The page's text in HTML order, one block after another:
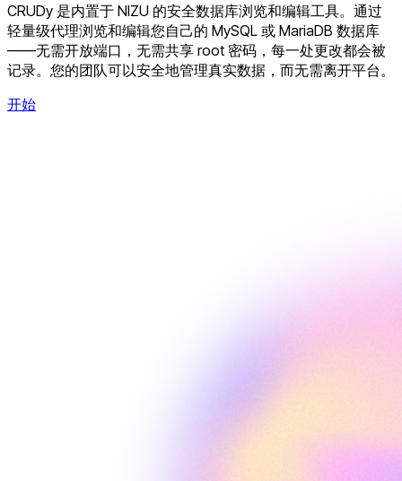
CRUDy 是内置于 NIZU 的安全数据库浏览和编辑工具。通过
轻量级代理浏览和编辑您自己的 MySQL 或 MariaDB 数据库
——无需开放端口，无需共享 root 密码，每一处更改都会被
记录。您的团队可以安全地管理真实数据，而无需离开平台。
开始